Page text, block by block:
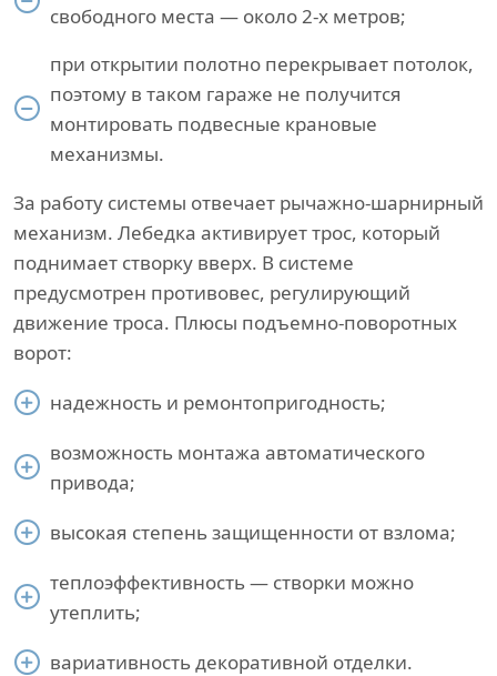
свободного места — около 2-х метров;
при открытии полотно перекрывает потолок,
поэтому в таком гараже не получится
монтировать подвесные крановые
механизмы.
За работу системы отвечает рычажно-шарнирный
механизм. Лебедка активирует трос, который
поднимает створку вверх. В системе
предусмотрен противовес, регулирующий
движение троса. Плюсы подъемно-поворотных
ворот:
надежность и ремонтопригодность;
возможность монтажа автоматического
привода;
высокая степень защищенности от взлома;
теплоэффективность — створки можно
утеплить;
вариативность декоративной отделки.